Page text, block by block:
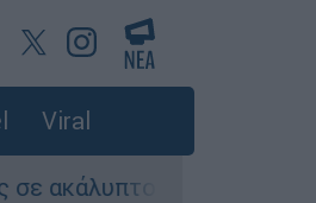
Viral
πολυκατοικίας στη